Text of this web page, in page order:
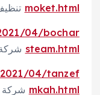
moket.html
04/bochar
steam.html شركة
04/tanzef
mkah.html شركة